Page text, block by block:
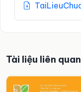
Tài liệu liên quan